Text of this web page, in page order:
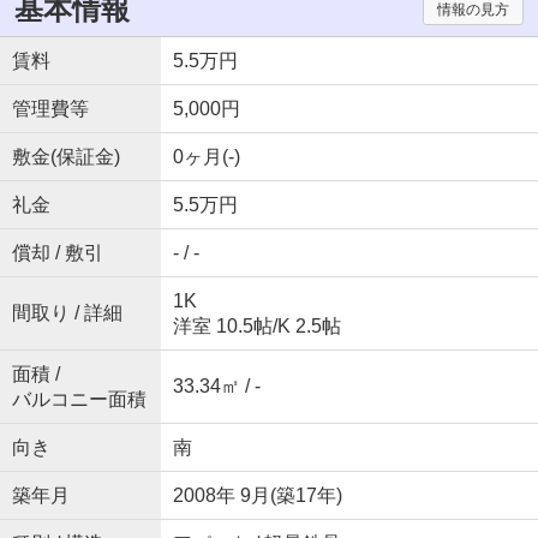
基本情報 情報の見方
賃料 5.5万円
管理費等 5,000円
敷金(保証金) 0ヶ月(-)
礼金 5.5万円
償却 / 敷引 - / -
間取り / 詳細
1K
洋室 10.5帖/K 2.5帖
面積 /
バルコニー面積
33.34㎡ / -
向き 南
築年月 2008年 9月(築17年)